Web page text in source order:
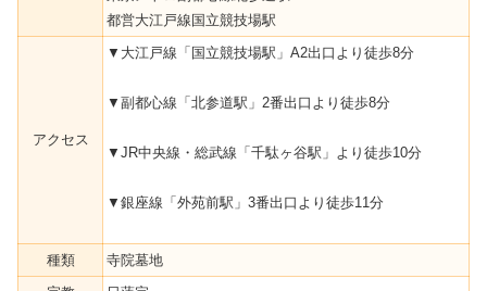
都営大江戸線国立競技場駅
アクセス
▼大江戸線「国立競技場駅」A2出口より徒歩8分
▼副都心線「北参道駅」2番出口より徒歩8分
▼JR中央線・総武線「千駄ヶ谷駅」より徒歩10分
▼銀座線「外苑前駅」3番出口より徒歩11分
種類
寺院墓地